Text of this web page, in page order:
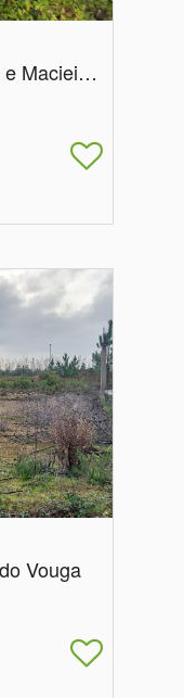
Aveiro, Águeda, Préstimo e Macieira de Alcoba
Vouga